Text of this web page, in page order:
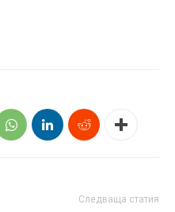
Следваща статия